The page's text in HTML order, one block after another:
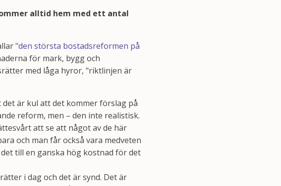
alltid hem med ett antal
"den största bostadsreformen på
för mark, bygg och
med låga hyror, "riktlinjen är
är kul att det kommer förslag på
reform, men – den inte realistisk.
att se att något av de här
och man får också vara medveten
till en ganska hög kostnad för det
i dag och det är synd. Det är